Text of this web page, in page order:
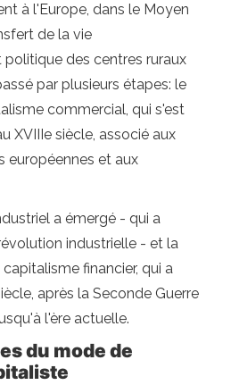
à l'Europe, dans le Moyen
de la vie
des centres ruraux
par plusieurs étapes: le
commercial, qui s'est
XVIIIe siècle, associé aux
européennes et aux
a émergé - qui a
industrielle - et la
financier, qui a
après la Seconde Guerre
l'ère actuelle.
du mode de